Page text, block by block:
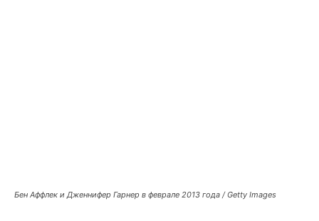
Бен Аффлек и Дженнифер Гарнер в феврале 2013 года / Getty Images